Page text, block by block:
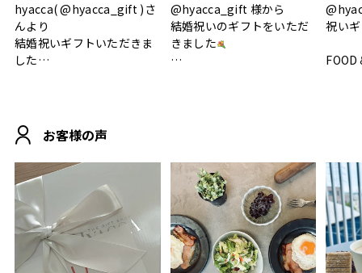
hyacca( @hyacca_gift )さ
んより
結婚祝いギフトいただきま
した
おうちカフェもお洒落にな
って嬉しい𖠚 ⡱
.
#hyacca #結婚祝い
@hyacca_gift 様から
結婚祝いのギフトをいただ
きました
素敵なギフトを
ありがとうございました
#hyacca #結婚祝い
#お祝い #プレゼント
祝い
FOOD
真っ
いい
#結婚
淡色
結婚
色イ
お客様の声